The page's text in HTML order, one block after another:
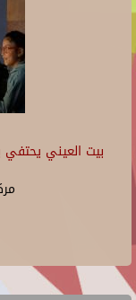
بيت العيني يحتفي